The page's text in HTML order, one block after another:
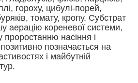
гороху, цибулі-порей,
томату, кропу. Субстрат
аерацію кореневої системи,
проростанню насіння і
позначається на
і майбутній